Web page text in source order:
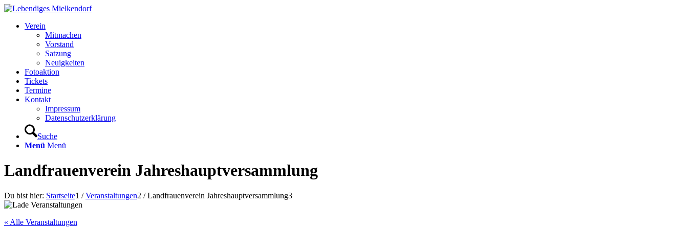
Verein
Mitmachen
Vorstand
Satzung
Neuigkeiten
Fotoaktion
Tickets
Termine
Kontakt
Impressum
Datenschutzerklärung
Suche
Menü Menü
Landfrauenverein Jahreshauptversammlung
Du bist hier: Startseite1 / Veranstaltungen2 / Landfrauenverein Jahreshauptversammlung3
« Alle Veranstaltungen